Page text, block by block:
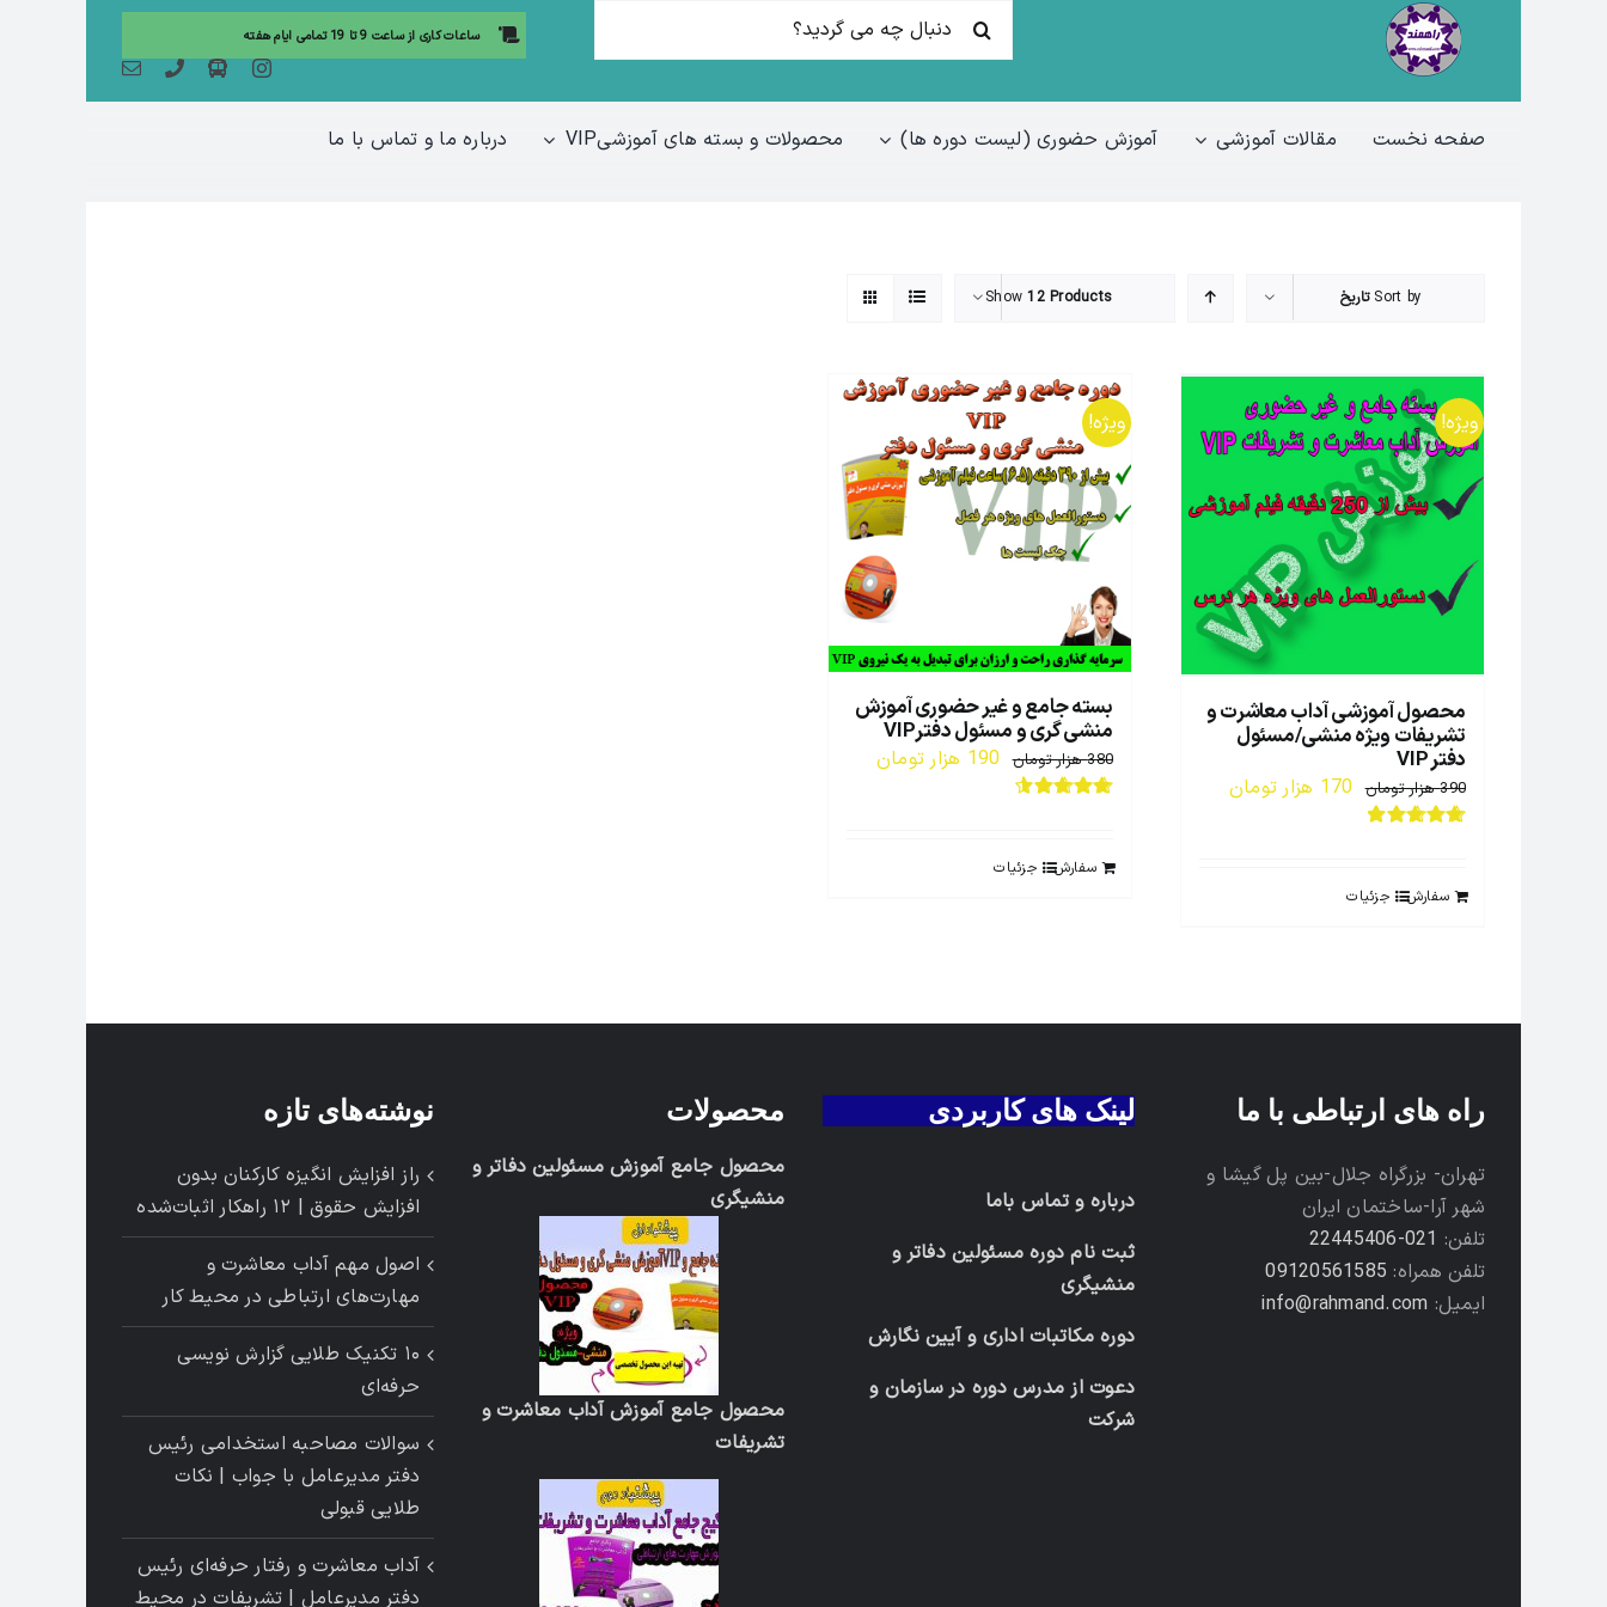
جستجو
برای:
ساعات کاری از ساعت 9 تا 19 تمامی ایام هفته
صفحه نخست مقالات آموزشی آموزش حضوری (لیست دوره ها) محصولات و بسته های آموزشیVIP درباره ما و تماس با ما
Sort by تاریخ Show12 Products
ویژه!
محصول آموزشی آداب معاشرت و
تشریفات ویژه منشی/مسئول
دفتر VIP
390 هزار تومان قیمت
170 هزار تومانقیمت
سفارش جزئیات
ویژه!
بسته جامع و غیر حضوری آموزش
منشی گری و مسئول دفترVIP
380 هزار تومان قیمت
190 هزار تومانقیمت
سفارش جزئیات
راه های ارتباطی با ما
تهران- بزرگراه جلال-بین پل گیشا و
شهر آرا-ساختمان ایران
تلفن: 021-22445406
تلفن همراه: 09120561585
ایمیل: info@rahmand.com
لینک های کاربردی
درباره و تماس باما
ثبت نام دوره مسئولین دفاتر و
منشیگری
دوره مکاتبات اداری و آیین نگارش
دعوت از مدرس دوره در سازمان و
شرکت
محصولات
محصول جامع آموزش مسئولین دفاتر و
منشیگری
محصول جامع آموزش آداب معاشرت و
تشریفات
نوشته‌های تازه
راز افزایش انگیزه کارکنان بدون
افزایش حقوق | ۱۲ راهکار اثبات‌شده
اصول مهم آداب معاشرت و
مهارت‌های ارتباطی در محیط کار
۱۰ تکنیک طلایی گزارش ‌نویسی
حرفه‌ای
سوالات مصاحبه استخدامی رئیس
دفتر مدیرعامل با جواب | نکات
طلایی قبولی
آداب معاشرت و رفتار حرفه‌ای رئیس
دفتر مدیرعامل | تشریفات در محیط